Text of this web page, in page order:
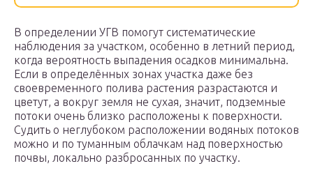
В определении УГВ помогут систематические
наблюдения за участком, особенно в летний период,
когда вероятность выпадения осадков минимальна.
Если в определённых зонах участка даже без
своевременного полива растения разрастаются и
цветут, а вокруг земля не сухая, значит, подземные
потоки очень близко расположены к поверхности.
Судить о неглубоком расположении водяных потоков
можно и по туманным облачкам над поверхностью
почвы, локально разбросанных по участку.